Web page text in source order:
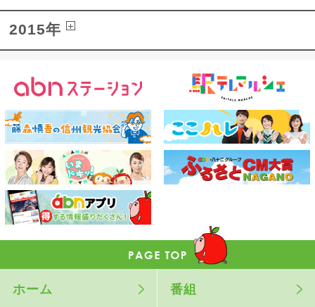
2015年
ホーム 番組